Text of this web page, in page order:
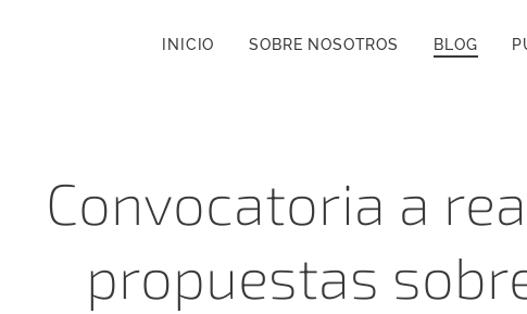
INICIO SOBRE NOSOTROS BLOG
Convocatoria a
propuestas